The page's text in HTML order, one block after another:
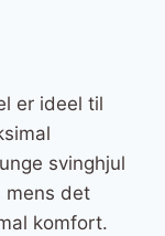
er ideel til
svinghjul
det
komfort.